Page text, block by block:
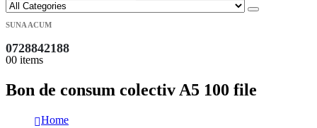
SUNA ACUM
0728842188
00 items
Bon de consum colectiv A5 100 file
Home